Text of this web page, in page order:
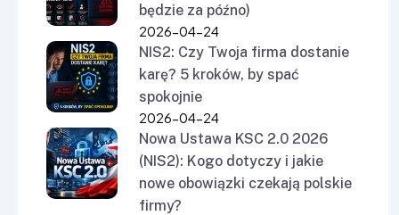
będzie za późno)
2026-04-24
NIS2: Czy Twoja firma dostanie
karę? 5 kroków, by spać
spokojnie
2026-04-24
Nowa Ustawa KSC 2.0 2026
(NIS2): Kogo dotyczy i jakie
nowe obowiązki czekają polskie
firmy?